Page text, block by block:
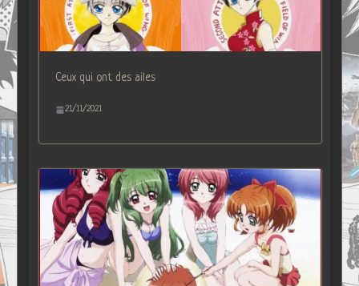
Ceux qui ont des ailes
21/11/2021